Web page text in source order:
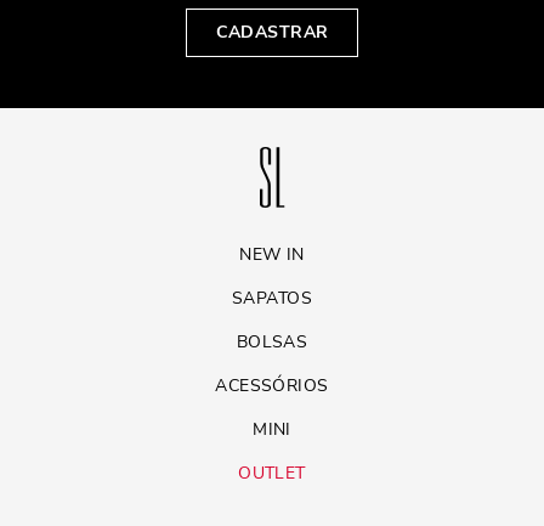
CADASTRAR
NEW IN
SAPATOS
BOLSAS
ACESSÓRIOS
MINI
OUTLET